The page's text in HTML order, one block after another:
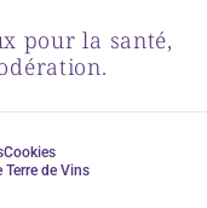
pour la santé,
Cookies
de Vins